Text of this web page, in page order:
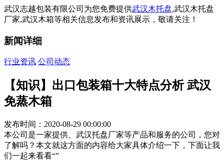
武汉志越包装有限公司为您免费提供武汉木托盘,武汉木托盘
厂家,武汉木箱等相关信息发布和资讯展示，敬请关注！
新闻详细
行业资讯 公司动态
【知识】出口包装箱十大特点分析 武汉
免蒸木箱
发布时间：2020-08-29 00:00:00
本公司是一家提供、武汉托盘厂家等产品和服务的公司，您对
了解吗？本文就这方面的内容给大家具体介绍一下，下面让我
们一起来看看“”